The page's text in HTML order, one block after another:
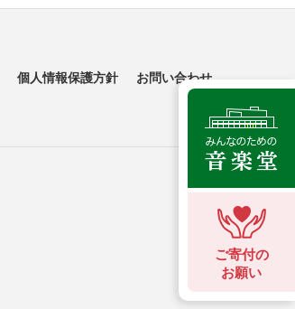
ご寄付の
お願い
個人情報保護方針 お問い合わせ